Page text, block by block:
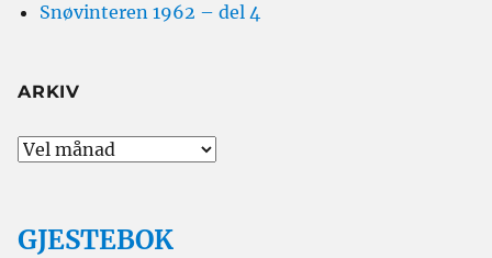
Snøvinteren 1962 – del 4
ARKIV
Arkiv
GJESTEBOK